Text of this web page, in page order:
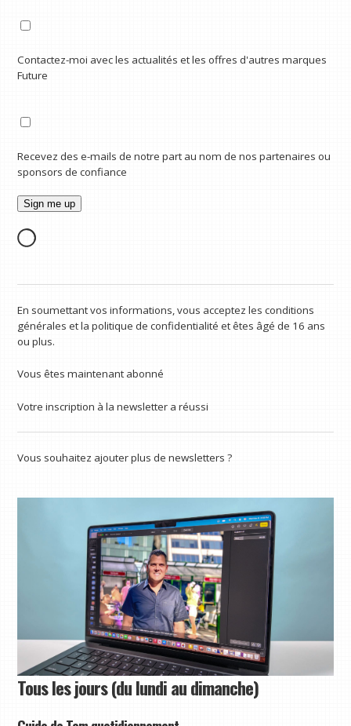
Contactez-moi avec les actualités et les offres d'autres marques
Future
Recevez des e-mails de notre part au nom de nos partenaires ou
sponsors de confiance
En soumettant vos informations, vous acceptez les conditions
générales et la politique de confidentialité et êtes âgé de 16 ans
ou plus.
Vous êtes maintenant abonné
Votre inscription à la newsletter a réussi
Vous souhaitez ajouter plus de newsletters ?
Tous les jours (du lundi au dimanche)